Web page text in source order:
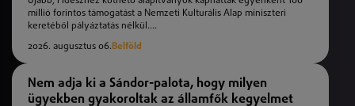
millió forintos támogatást a Nemzeti Kulturális Alap miniszteri
keretéből pályáztatás nélkül....
2026. augusztus 06.Belföld
Nem adja ki a Sándor-palota, hogy milyen
ügyekben gyakoroltak az államfők kegyelmet